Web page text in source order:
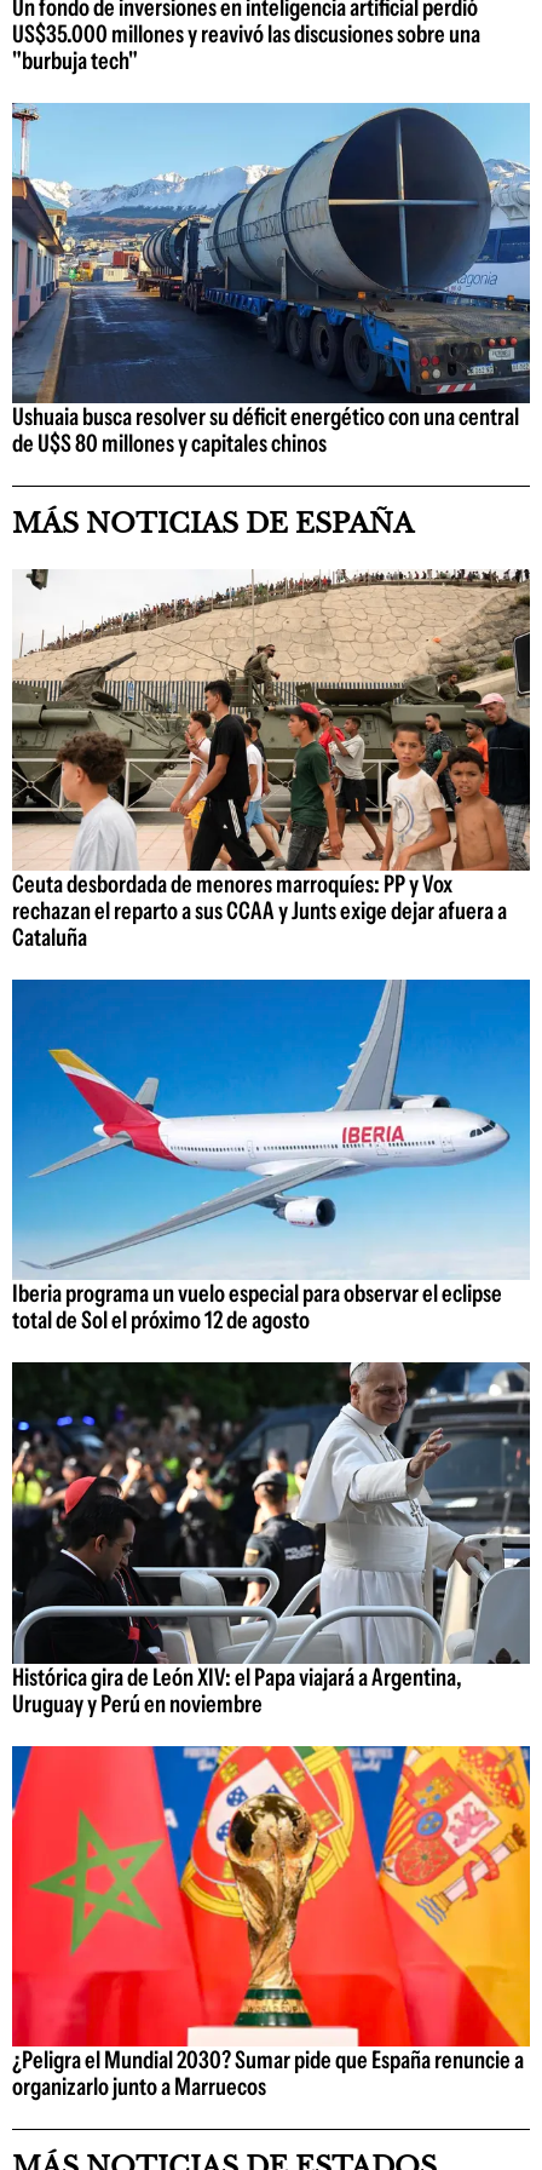
Un fondo de inversiones en inteligencia artificial perdió
US$35.000 millones y reavivó las discusiones sobre una
"burbuja tech"
Ushuaia busca resolver su déficit energético con una central
de U$S 80 millones y capitales chinos
MÁS NOTICIAS DE ESPAÑA
Ceuta desbordada de menores marroquíes: PP y Vox
rechazan el reparto a sus CCAA y Junts exige dejar afuera a
Cataluña
Iberia programa un vuelo especial para observar el eclipse
total de Sol el próximo 12 de agosto
Histórica gira de León XIV: el Papa viajará a Argentina,
Uruguay y Perú en noviembre
¿Peligra el Mundial 2030? Sumar pide que España renuncie a
organizarlo junto a Marruecos